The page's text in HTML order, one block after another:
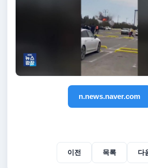
n.news.naver.com
이전 목록 다